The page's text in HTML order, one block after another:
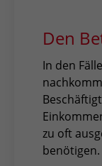
Den
In den
zu oft
benötigen.